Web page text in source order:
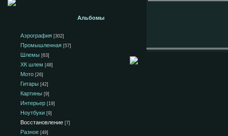
Альбомы
Аэрография [302]
Промышленная [57]
Шлемы [63]
ХК шлем [48]
Мото [26]
Гитары [42]
Картины [9]
Интерьер [19]
Ноутбуки [9]
Восстановление [7]
Разное [49]